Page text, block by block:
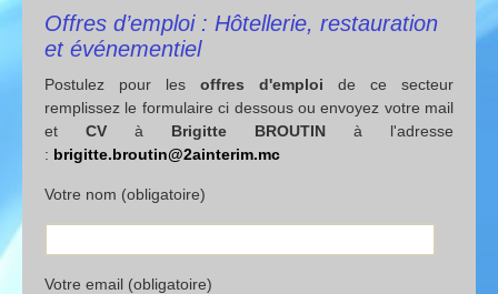
Offres d’emploi : Hôtellerie, restauration
et événementiel
Postulez pour les offres d'emploi de ce secteur
remplissez le formulaire ci dessous ou envoyez votre mail
et CV à Brigitte BROUTIN à l'adresse
: brigitte.broutin@2ainterim.mc
Votre nom (obligatoire)
Votre email (obligatoire)